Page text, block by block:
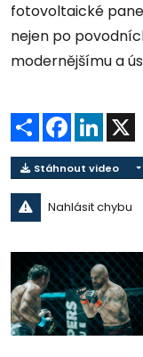
fotovoltaické
nejen po
modernějšímu a
Sdílet Facebook
LinkedIn
Stáhnout video
Nahlásit chybu